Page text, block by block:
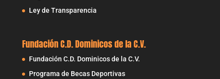
Ley de Transparencia
Fundación C.D. Dominicos de la C.V.
Fundación C.D. Dominicos de la C.V.
Programa de Becas Deportivas